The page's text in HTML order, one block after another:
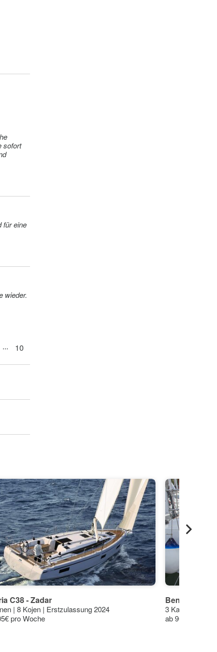
sofort
für eine
sauber. Wir kommen gerne wieder.
... 10
C38 - Zadar
| 8 Kojen | Erstzulassung 2024
pro Woche
Beneteau
3 Kabinen | 8
ab 909€ pro